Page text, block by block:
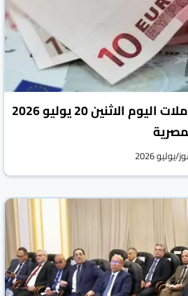
تراجع اليورو بختام تعاملات اليوم الاثنين 20 يوليو 2026